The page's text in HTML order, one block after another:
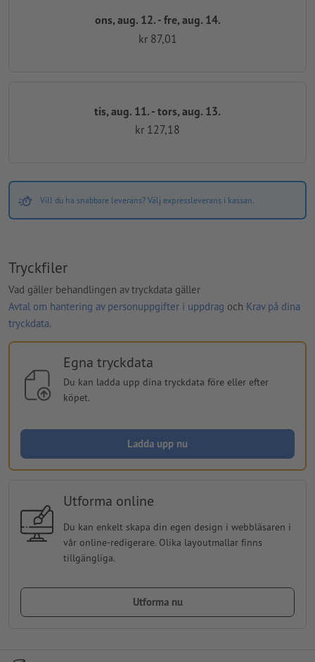
ons, aug. 12. - fre, aug. 14.
kr 87,01
tis, aug. 11. - tors, aug. 13.
kr 127,18
Vill du ha snabbare leverans? Välj expressleverans i kassan.
Tryckfiler
Vad gäller behandlingen av tryckdata gäller
Avtal om hantering av personuppgifter i uppdrag och Krav på dina
tryckdata.
Egna tryckdata
Du kan ladda upp dina tryckdata före eller efter
köpet.
Ladda upp nu
Utforma online
Du kan enkelt skapa din egen design i webbläsaren i
vår online-redigerare. Olika layoutmallar finns
tillgängliga.
Utforma nu